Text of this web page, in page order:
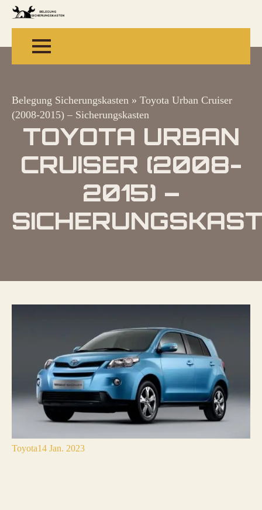
Belegung Sicherungskasten » Toyota Urban Cruiser
(2008-2015) – Sicherungskasten
TOYOTA URBAN
CRUISER (2008-
2015) –
Toyota14 Jan. 2023